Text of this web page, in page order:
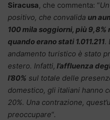
Siracusa, che commenta: “
positivo, che convalida un
100 mila soggiorni, più
quando erano stati 1.011.211.
andamento turistico è stato
estero. Infatti, l’affluenza
l’80% sul totale delle
domestico, gli italiani hanno
20%. Una contrazione,
preoccupare“.